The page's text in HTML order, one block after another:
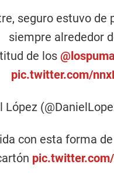
seguro estuvo
siempre alrededor
de los
pic.twitter.com/
López
con esta forma